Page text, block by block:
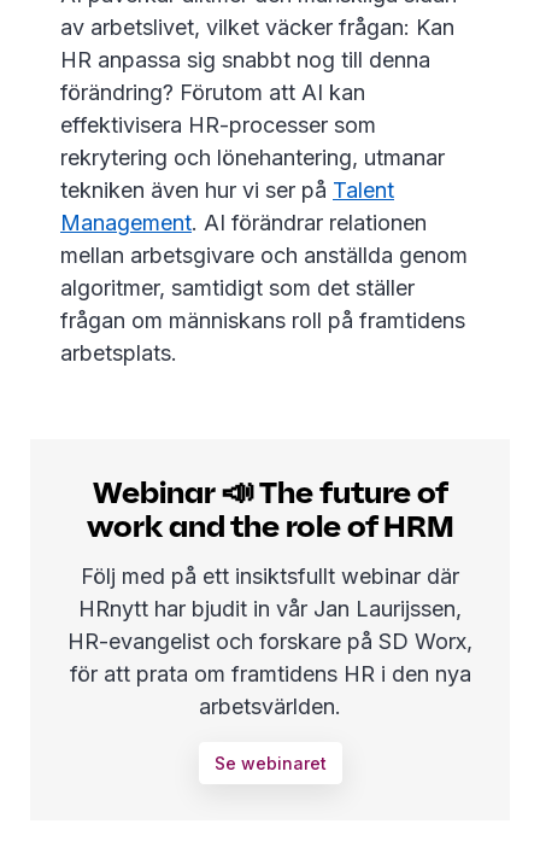
av arbetslivet, vilket väcker frågan: Kan
HR anpassa sig snabbt nog till denna
förändring? Förutom att AI kan
effektivisera HR-processer som
rekrytering och lönehantering, utmanar
tekniken även hur vi ser på Talent
Management. AI förändrar relationen
mellan arbetsgivare och anställda genom
algoritmer, samtidigt som det ställer
frågan om människans roll på framtidens
arbetsplats.
Webinar 📣 The future of
work and the role of HRM
Följ med på ett insiktsfullt webinar där
HRnytt har bjudit in vår Jan Laurijssen,
HR-evangelist och forskare på SD Worx,
för att prata om framtidens HR i den nya
arbetsvärlden.
Se webinaret